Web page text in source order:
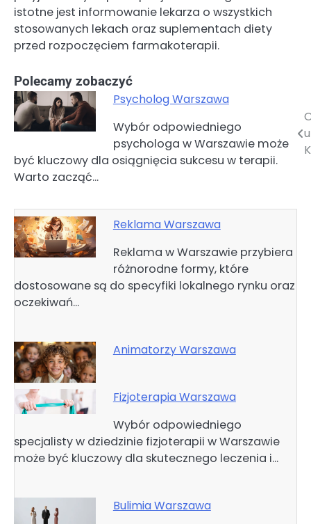
istotne jest informowanie lekarza o wszystkich
stosowanych lekach oraz suplementach diety
przed rozpoczęciem farmakoterapii.
Polecamy zobaczyć
Psycholog Warszawa
Wybór odpowiedniego
psychologa w Warszawie może
być kluczowy dla osiągnięcia sukcesu w terapii.
Warto zacząć…
Reklama Warszawa
Reklama w Warszawie przybiera
różnorodne formy, które
dostosowane są do specyfiki lokalnego rynku oraz
oczekiwań…
Animatorzy Warszawa
Fizjoterapia Warszawa
Wybór odpowiedniego
specjalisty w dziedzinie fizjoterapii w Warszawie
może być kluczowy dla skutecznego leczenia i…
Bulimia Warszawa
Nawigacja